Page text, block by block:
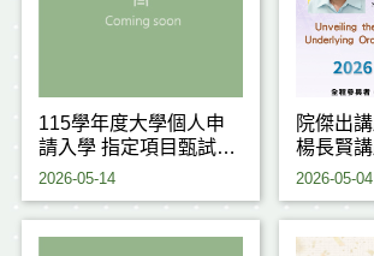
115學年度大學個人申
請入學 指定項目甄試注
意事項
2026-05-14
院傑出
楊長賢
2026-05-04